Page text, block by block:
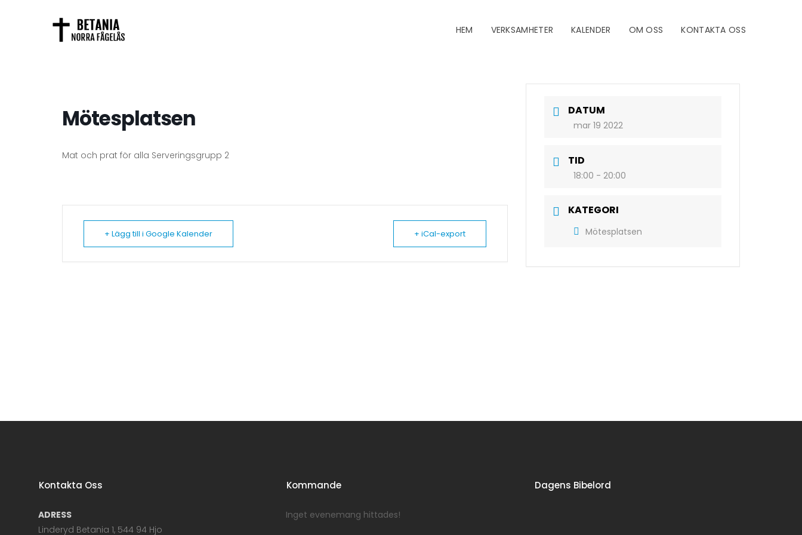
HEM VERKSAMHETER KALENDER OM OSS KONTAKTA OSS
Mötesplatsen
Mat och prat för alla Serveringsgrupp 2
+ Lägg till i Google Kalender + iCal-export
DATUM
mar 19 2022
TID
18:00 - 20:00
KATEGORI
Mötesplatsen
Kontakta Oss
ADRESS
Linderyd Betania 1, 544 94 Hjo
Kommande
Inget evenemang hittades!
Dagens Bibelord